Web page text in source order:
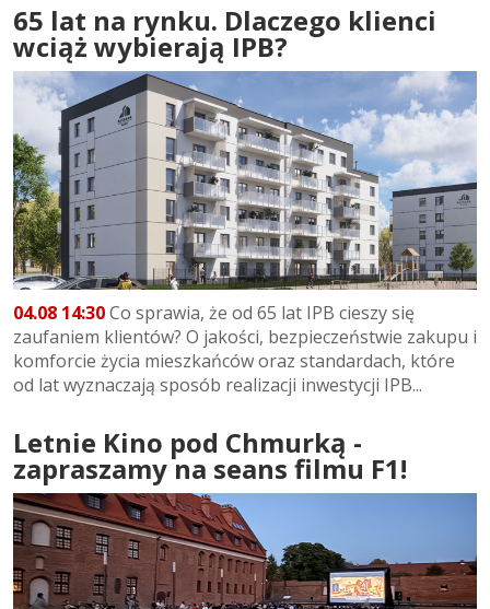
65 lat na rynku. Dlaczego klienci
wciąż wybierają IPB?
04.08 14:30Co sprawia, że od 65 lat IPB cieszy się
zaufaniem klientów? O jakości, bezpieczeństwie zakupu i
komforcie życia mieszkańców oraz standardach, które
od lat wyznaczają sposób realizacji inwestycji IPB...
Letnie Kino pod Chmurką -
zapraszamy na seans filmu F1!